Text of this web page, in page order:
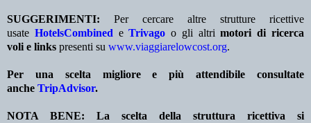
SUGGERIMENTI: Per cercare altre strutture ricettive
usate HotelsCombined eTrivago o gli altrimotori di ricerca
voli e links presenti su www.viaggiarelowcost.org.
Per una scelta migliore e più attendibile consultate
anche TripAdvisor.
NOTA BENE: La scelta della struttura ricettiva si